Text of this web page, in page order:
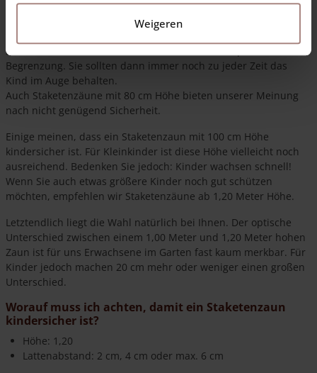
Weigeren
Nicht jeder Staketenzaun ist kindersicher! Sehr niedrige
Sicherheit. Dabei handelt es sich eher um eine optische
Begrenzung. Sie sollten dann immer noch zu jeder Zeit das
Kind im Auge behalten.
Auch Staketenzäune mit 80 cm Höhe bieten unserer Meinung
nach nicht genügend Sicherheit.
Einige meinen, dass ein Staketenzaun mit 100 cm Höhe
kindersicher ist. Für Kleinkinder ist diese Höhe vielleicht noch
ausreichend. Bedenken Sie jedoch: Kinder wachsen schnell!
Wenn Sie auch etwas größere Kinder noch gut schützen
möchten, empfehlen wir Staketenzäune ab 1,20 Meter Höhe.
Letztendlich liegt die Wahl natürlich bei Ihnen. Der optische
Unterschied zwischen einem 1,00 Meter und 1,20 Meter hohen
Zaun ist für uns Erwachsene im Garten fast kaum merkbar. Für
Kinder jedoch machen 20 cm mehr oder weniger einen großen
Unterschied.
Worauf muss ich achten, damit ein Staketenzaun
kindersicher ist?
Höhe: 1,20
Lattenabstand: 2 cm, 4 cm oder max. 6 cm